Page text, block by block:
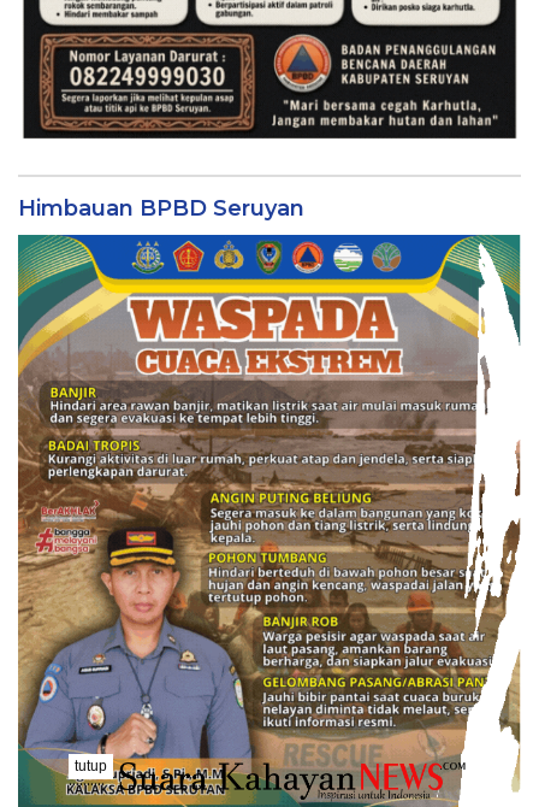
Himbauan BPBD Seruyan
tutup
..........